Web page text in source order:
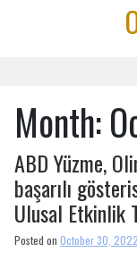
Month:
ABD Yüzme,
başarılı
Ulusal Etkinlik
Posted on October 30, 2022